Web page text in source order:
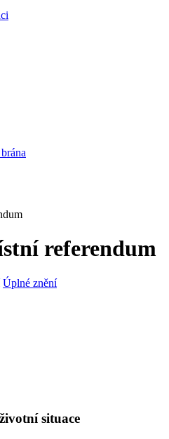
referendum
Úplné znění
situace